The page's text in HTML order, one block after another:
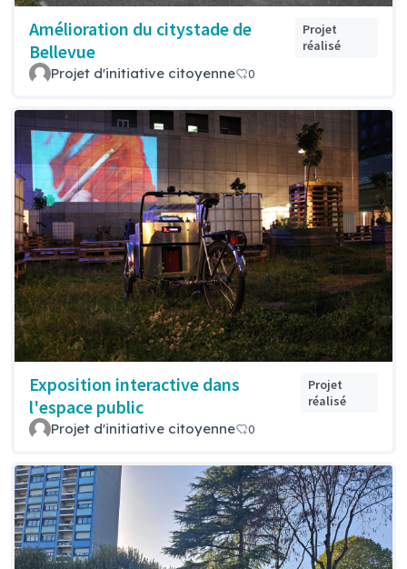
Amélioration du citystade de
Bellevue
Projet
réalisé
Projet d'initiative citoyenne 0
Exposition interactive dans
l'espace public
Projet
réalisé
Projet d'initiative citoyenne 0